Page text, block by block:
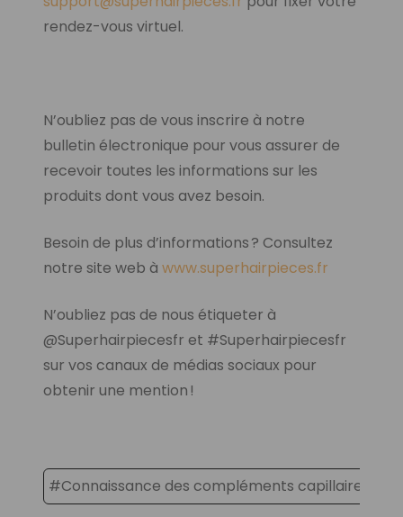
rendez-vous virtuel.
N’oubliez pas de vous inscrire à notre
bulletin électronique pour vous assurer de
recevoir toutes les informations sur les
produits dont vous avez besoin.
Besoin de plus d’informations ? Consultez
notre site web à www.superhairpieces.fr
N’oubliez pas de nous étiqueter à
@Superhairpiecesfr et #Superhairpiecesfr
sur vos canaux de médias sociaux pour
obtenir une mention !
#Connaissance des compléments capillaires et